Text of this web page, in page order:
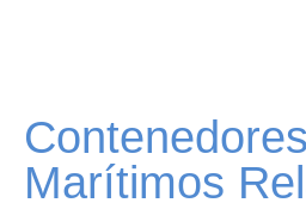
Contenedores
Marítimos